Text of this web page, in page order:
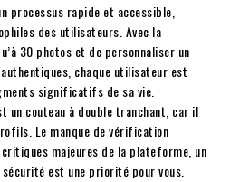
processus rapide et accessible,
des utilisateurs. Avec la
30 photos et de personnaliser un
chaque utilisateur est
significatifs de sa vie.
un couteau à double tranchant, car il
Le manque de vérification
majeures de la plateforme, un
est une priorité pour vous.